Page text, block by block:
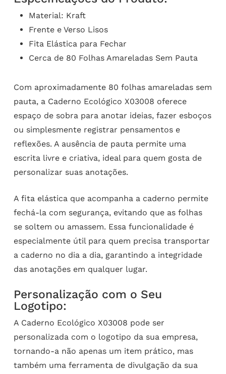
Material: Kraft
Frente e Verso Lisos
Fita Elástica para Fechar
Cerca de 80 Folhas Amareladas Sem Pauta
Com aproximadamente 80 folhas amareladas sem
pauta, a Caderno Ecológico X03008 oferece
espaço de sobra para anotar ideias, fazer esboços
ou simplesmente registrar pensamentos e
reflexões. A ausência de pauta permite uma
escrita livre e criativa, ideal para quem gosta de
personalizar suas anotações.
A fita elástica que acompanha a caderno permite
fechá-la com segurança, evitando que as folhas
se soltem ou amassem. Essa funcionalidade é
especialmente útil para quem precisa transportar
a caderno no dia a dia, garantindo a integridade
das anotações em qualquer lugar.
Personalização com o Seu
Logotipo:
A Caderno Ecológico X03008 pode ser
personalizada com o logotipo da sua empresa,
tornando-a não apenas um item prático, mas
também uma ferramenta de divulgação da sua